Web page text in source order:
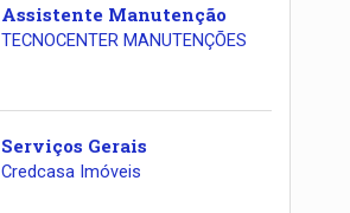
Assistente Manutenção
TECNOCENTER MANUTENÇÕES
Serviços Gerais
Credcasa Imóveis